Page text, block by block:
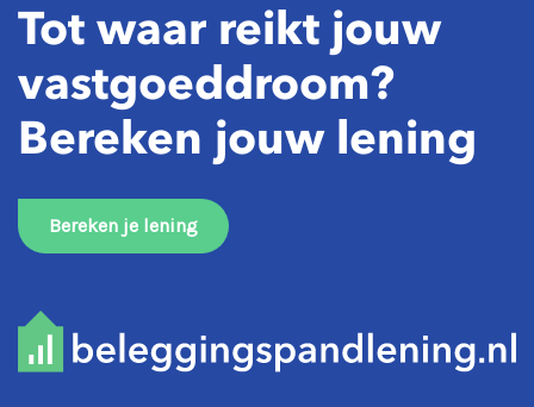
Tot waar reikt jouw
vastgoeddroom?
Bereken jouw lening
Bereken je lening